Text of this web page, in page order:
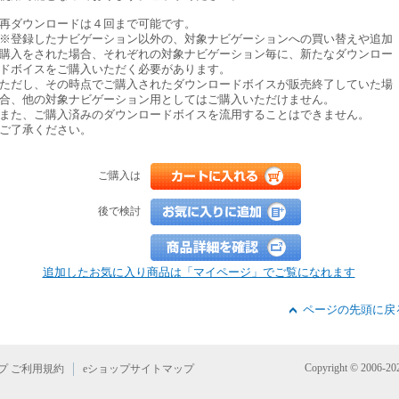
再ダウンロードは４回まで可能です。
※登録したナビゲーション以外の、対象ナビゲーションへの買い替えや追加
購入をされた場合、それぞれの対象ナビゲーション毎に、新たなダウンロー
ドボイスをご購入いただく必要があります。
ただし、その時点でご購入されたダウンロードボイスが販売終了していた場
合、他の対象ナビゲーション用としてはご購入いただけません。
また、ご購入済みのダウンロードボイスを流用することはできません。
ご了承ください。
ご購入は
後で検討
追加したお気に入り商品は「マイページ」でご覧になれます
ページの先頭に戻
ご利用規約 eショップサイトマップ Copyright © 2006-